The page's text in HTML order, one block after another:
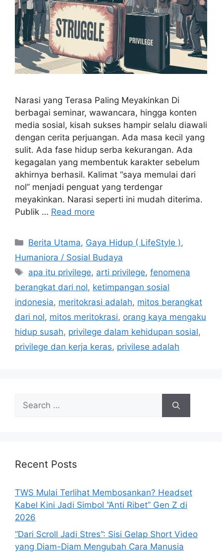
Narasi yang Terasa Paling Meyakinkan Di
berbagai seminar, wawancara, hingga konten
media sosial, kisah sukses hampir selalu diawali
dengan cerita perjuangan. Ada masa kecil yang
sulit. Ada fase hidup serba kekurangan. Ada
kegagalan yang membentuk karakter sebelum
akhirnya berhasil. Kalimat “saya memulai dari
nol” menjadi penguat yang terdengar
meyakinkan. Narasi seperti ini mudah diterima.
Publik … Read more
Categories
Berita Utama, Gaya Hidup ( LifeStyle ),
Humaniora / Sosial Budaya
Tags
apa itu privilege, arti privilege,fenomena
berangkat dari nol, ketimpangan sosial
indonesia, meritokrasi adalah, mitos berangkat
dari nol, mitos meritokrasi, orang kaya mengaku
hidup susah, privilege dalam kehidupan sosial,
privilege dan kerja keras, privilese adalah
Search
for:
Recent Posts
TWS Mulai Terlihat Membosankan? Headset
Kabel Kini Jadi Simbol “Anti Ribet” Gen Z di
2026
“Dari Scroll Jadi Stres”: Sisi Gelap Short Video
yang Diam-Diam Mengubah Cara Manusia